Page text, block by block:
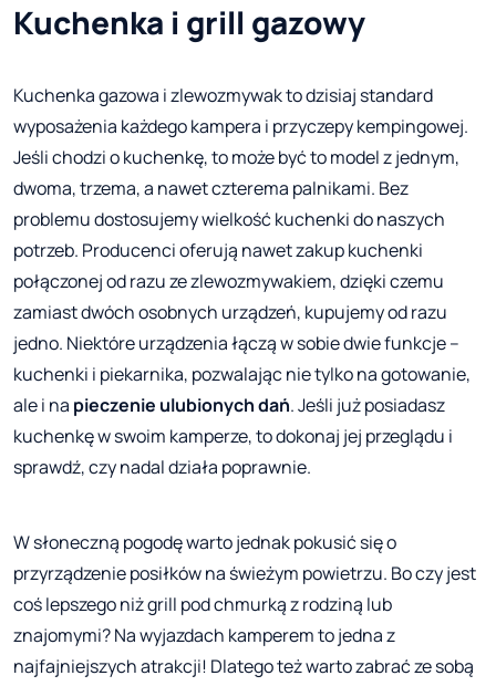
Kuchenka i grill gazowy
Kuchenka gazowa i zlewozmywak to dzisiaj standard
wyposażenia każdego kampera i przyczepy kempingowej.
Jeśli chodzi o kuchenkę, to może być to model z jednym,
dwoma, trzema, a nawet czterema palnikami. Bez
problemu dostosujemy wielkość kuchenki do naszych
potrzeb. Producenci oferują nawet zakup kuchenki
połączonej od razu ze zlewozmywakiem, dzięki czemu
zamiast dwóch osobnych urządzeń, kupujemy od razu
jedno. Niektóre urządzenia łączą w sobie dwie funkcje –
kuchenki i piekarnika, pozwalając nie tylko na gotowanie,
ale i na pieczenie ulubionych dań. Jeśli już posiadasz
kuchenkę w swoim kamperze, to dokonaj jej przeglądu i
sprawdź, czy nadal działa poprawnie.
W słoneczną pogodę warto jednak pokusić się o
przyrządzenie posiłków na świeżym powietrzu. Bo czy jest
coś lepszego niż grill pod chmurką z rodziną lub
znajomymi? Na wyjazdach kamperem to jedna z
najfajniejszych atrakcji! Dlatego też warto zabrać ze sobą